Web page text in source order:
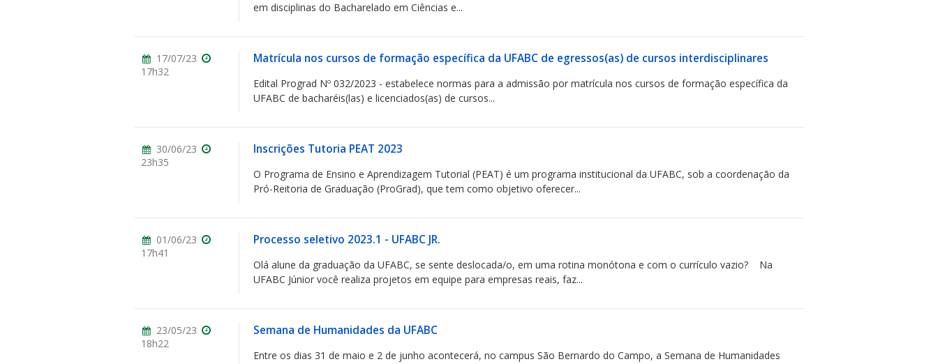
em disciplinas do Bacharelado em Ciências e...
Matrícula nos cursos de formação específica da UFABC de egressos(as) de cursos interdisciplinares
Edital Prograd Nº 032/2023 - estabelece normas para a admissão por matrícula nos cursos de formação específica da
UFABC de bacharéis(las) e licenciados(as) de cursos...
17/07/23
17h32
Inscrições Tutoria PEAT 2023
O Programa de Ensino e Aprendizagem Tutorial (PEAT) é um programa institucional da UFABC, sob a coordenação da
Pró-Reitoria de Graduação (ProGrad), que tem como objetivo oferecer...
30/06/23
23h35
Processo seletivo 2023.1 - UFABC JR.
Olá alune da graduação da UFABC, se sente deslocada/o, em uma rotina monótona e com o currículo vazio? Na
UFABC Júnior você realiza projetos em equipe para empresas reais, faz...
01/06/23
17h41
Semana de Humanidades da UFABC
Entre os dias 31 de maio e 2 de junho acontecerá, no campus São Bernardo do Campo, a Semana de Humanidades
23/05/23
18h22